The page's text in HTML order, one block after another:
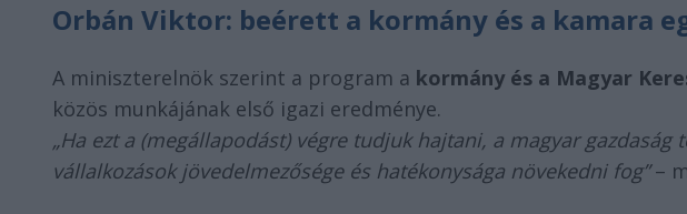
Orbán Viktor: beérett a kormány és a kamara
A miniszterelnök szerint a program a kormány és a Magyar
közös munkájának első igazi eredménye.
„Ha ezt a (megállapodást) végre tudjuk hajtani, a magyar gazdaság
vállalkozások jövedelmezősége és hatékonysága növekedni fog”–